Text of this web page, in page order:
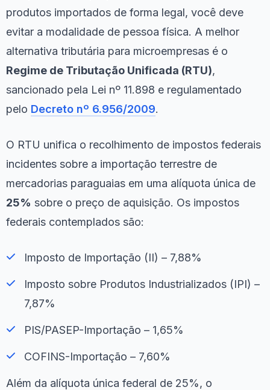
produtos importados de forma legal, você deve
evitar a modalidade de pessoa física. A melhor
alternativa tributária para microempresas é o
Regime de Tributação Unificada (RTU),
sancionado pela Lei nº 11.898 e regulamentado
pelo Decreto nº 6.956/2009.
O RTU unifica o recolhimento de impostos federais
incidentes sobre a importação terrestre de
mercadorias paraguaias em uma alíquota única de
25% sobre o preço de aquisição. Os impostos
federais contemplados são:
Imposto de Importação (II) – 7,88%
Imposto sobre Produtos Industrializados (IPI) –
7,87%
PIS/PASEP-Importação – 1,65%
COFINS-Importação – 7,60%
Além da alíquota única federal de 25%, o